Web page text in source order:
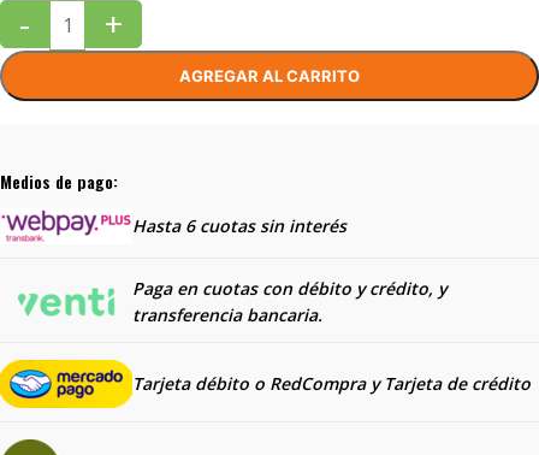
- +
AGREGAR AL CARRITO
Medios de pago:
Hasta 6 cuotas sin interés
Paga en cuotas con débito y crédito, y
transferencia bancaria.
Tarjeta débito o RedCompra y Tarjeta de crédito